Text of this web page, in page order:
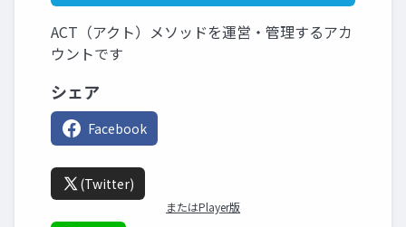
ACT（アクト）メソッドを運営・管理するアカ
ウントです
シェア
Facebook
(Twitter)
またはPlayer版